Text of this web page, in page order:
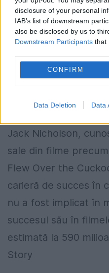
disclosure of your personal
IAB’s list of downstream
also be disclosed by us to
Downstream Participants that
CONFIRM
Data Deletion Data
Jack Nicholson,
sale din filme precum
Flew Over the
carieră de succes în
nu a fost implicat în
succesul său în
estimată la 590
Story